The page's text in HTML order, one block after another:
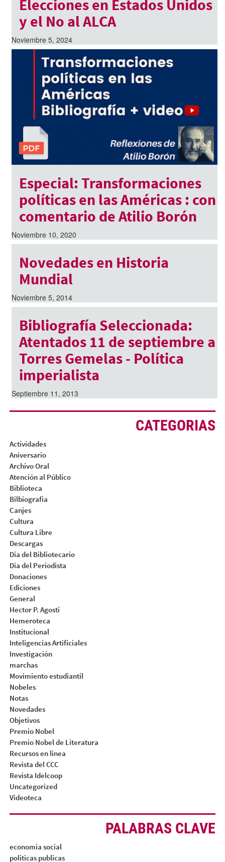
Elecciones en Estados Unidos
y el No al ALCA
Noviembre 5, 2024
Especial: Transformaciones
políticas en las Américas : con
comentario de Atilio Borón
Noviembre 10, 2020
Novedades en Historia
Mundial
Noviembre 5, 2014
Bibliografía Seleccionada:
Atentados 11 de septiembre a
Torres Gemelas - Política
imperialista
Septiembre 11, 2013
CATEGORIAS
Actividades
Aniversario
Archivo Oral
Atención al Público
Biblioteca
Bilbiografia
Canjes
Cultura
Cultura Libre
Descargas
Dia del Bibliotecario
Dia del Periodista
Donaciones
Ediciones
General
Hector P. Agosti
Hemeroteca
Institucional
Inteligencias Artificiales
Investigación
marchas
Movimiento estudiantil
Nobeles
Notas
Novedades
Objetivos
Premio Nobel
Premio Nobel de Literatura
Recursos en linea
Revista del CCC
Revista Idelcoop
Uncategorized
Videoteca
PALABRAS CLAVE
economia social
politicas publicas